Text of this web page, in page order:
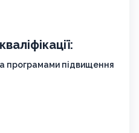
програмами підвищення